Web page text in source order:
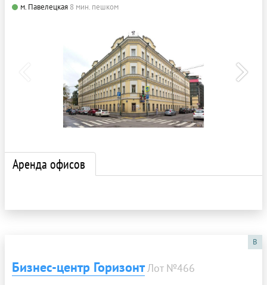
м. Павелецкая 8 мин. пешком
Аренда офисов
B
Бизнес-центр ГоризонтЛот №466